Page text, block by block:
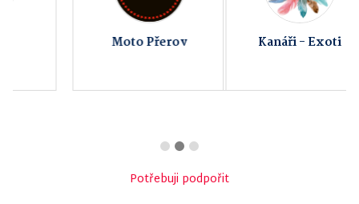
Kanáři - Exoti Obec Kokory
Potřebuji podpořit